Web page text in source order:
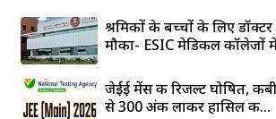
श्रमिकों के बच्चों के लिए
मौका- ESIC मेडिकल कॉलेजों
जेईई मेंस की रिजल्ट घोषित,
से 300 अंक लाकर हासिल की...